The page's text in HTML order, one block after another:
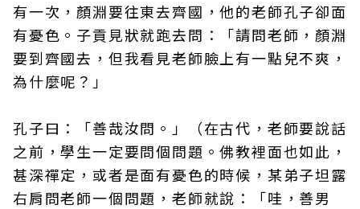
有一次，顏淵要往東去齊國，他的老師孔子卻面
有憂色。子貢見狀就跑去問：「請問老師，顏淵
要到齊國去，但我看見老師臉上有一點兒不爽，
為什麼呢？」
孔子曰：「善哉汝問。」（在古代，老師要說話
之前，學生一定要問個問題。佛教裡面也如此，
甚深禪定，或者是面有憂色的時候，某弟子坦露
右肩問老師一個問題，老師就說：「哇，善男